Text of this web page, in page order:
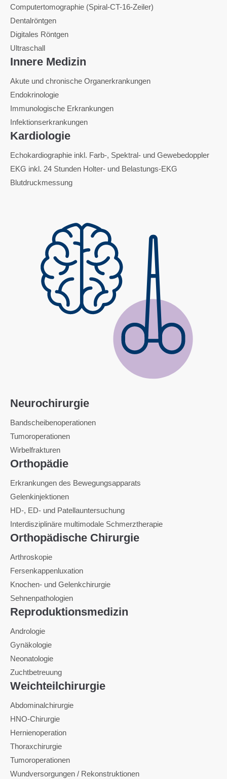
Computertomographie (Spiral-CT-16-Zeiler)
Dentalröntgen
Digitales Röntgen
Ultraschall
Innere Medizin
Akute und chronische Organerkrankungen
Endokrinologie
Immunologische Erkrankungen
Infektionserkrankungen
Kardiologie
Echokardiographie inkl. Farb-, Spektral- und Gewebedoppler
EKG inkl. 24 Stunden Holter- und Belastungs-EKG
Blutdruckmessung
Neurochirurgie
Bandscheibenoperationen
Tumoroperationen
Wirbelfrakturen
Orthopädie
Erkrankungen des Bewegungsapparats
Gelenkinjektionen
HD-, ED- und Patellauntersuchung
Interdisziplinäre multimodale Schmerztherapie
Orthopädische Chirurgie
Arthroskopie
Fersenkappenluxation
Knochen- und Gelenkchirurgie
Sehnenpathologien
Reproduktionsmedizin
Andrologie
Gynäkologie
Neonatologie
Zuchtbetreuung
Weichteilchirurgie
Abdominalchirurgie
HNO-Chirurgie
Hernienoperation
Thoraxchirurgie
Tumoroperationen
Wundversorgungen / Rekonstruktionen